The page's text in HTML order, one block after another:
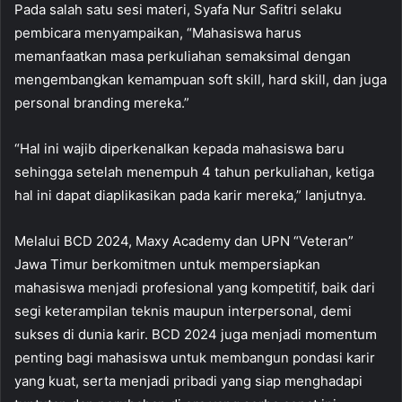
Pada salah satu sesi materi, Syafa Nur Safitri selaku
pembicara menyampaikan, “Mahasiswa harus
memanfaatkan masa perkuliahan semaksimal dengan
mengembangkan kemampuan soft skill, hard skill, dan juga
personal branding mereka.”
“Hal ini wajib diperkenalkan kepada mahasiswa baru
sehingga setelah menempuh 4 tahun perkuliahan, ketiga
hal ini dapat diaplikasikan pada karir mereka,” lanjutnya.
Melalui BCD 2024, Maxy Academy dan UPN “Veteran”
Jawa Timur berkomitmen untuk mempersiapkan
mahasiswa menjadi profesional yang kompetitif, baik dari
segi keterampilan teknis maupun interpersonal, demi
sukses di dunia karir. BCD 2024 juga menjadi momentum
penting bagi mahasiswa untuk membangun pondasi karir
yang kuat, serta menjadi pribadi yang siap menghadapi